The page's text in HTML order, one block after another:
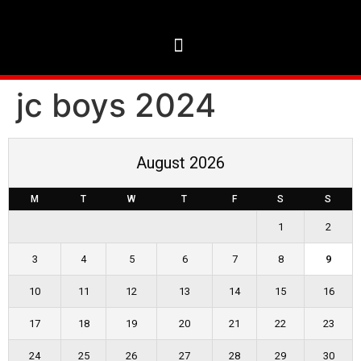
jc boys 2024
August 2026
M T W T F S S
1 2
3 4 5 6 7 8 9
10 11 12 13 14 15 16
17 18 19 20 21 22 23
24 25 26 27 28 29 30